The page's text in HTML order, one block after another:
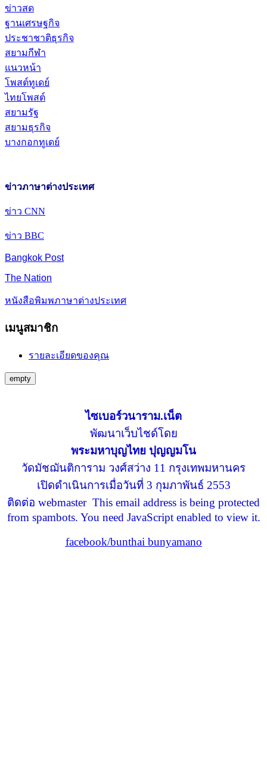
ข่าวสด
ฐานเศรษฐกิจ
ประชาชาติธุรกิจ
สยามกีฬา
แนวหน้า
โพสต์ทูเดย์
ไทยโพสต์
สยามรัฐ
สยามธุรกิจ
บางกอกทูเดย์
ข่าวภาษาต่างประเทศ
ข่าว CNN
ข่าว BBC
Bangkok Post
The Nation
หนังสือพิมพภาษาต่างประเทศ
เมนูสมาชิก
รายละเอียดของคุณ
empty
ไซเบอร์วนาราม.เน็ต
พัฒนาเว็บไชด์โดย
พระมหาบุญไทย ปุญญมโน
วัดมัชฌันติการาม วงศ์สว่าง 11 กรุงเทพมหานคร
เปิดดำเนินการเมื่อวันที่ 3 กุมภาพันธ์ 2553
ติดต่อ webmaster This email address is being protected
from spambots. You need JavaScript enabled to view it.
facebook/bunthai bunyamano